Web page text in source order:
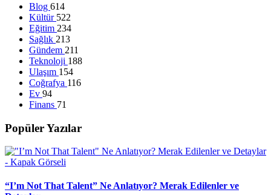
Blog 614
Kültür 522
Eğitim 234
Sağlık 213
Gündem 211
Teknoloji 188
Ulaşım 154
Coğrafya 116
Ev 94
Finans 71
Popüler Yazılar
“I’m Not That Talent” Ne Anlatıyor? Merak Edilenler ve